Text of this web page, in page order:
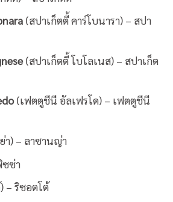
(สปาเก็ตตี้ คาร์โบนารา) – สปา
(สปาเก็ตตี้ โบโลเนส) – สปาเก็ต
(เฟตตูชีนี อัลเฟรโด) – เฟตตูชีนี
า) – ลาซานญ่า
ซ่า
– ริซอตโต้